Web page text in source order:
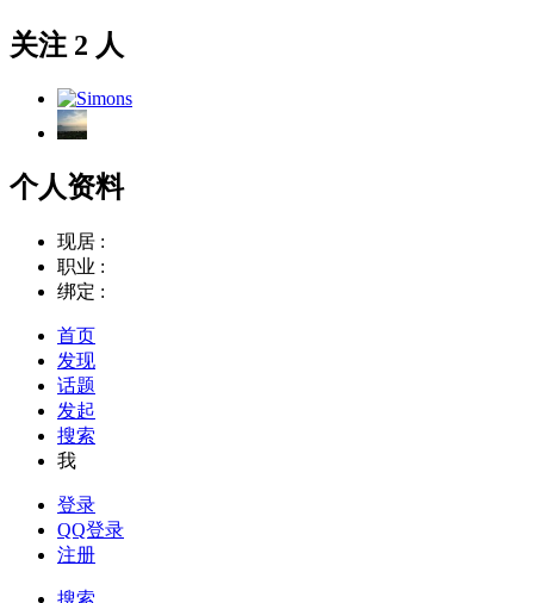
关注 2 人
个人资料
现居 :
职业 :
绑定 :
首页
发现
话题
发起
搜索
我
登录
QQ登录
注册
搜索